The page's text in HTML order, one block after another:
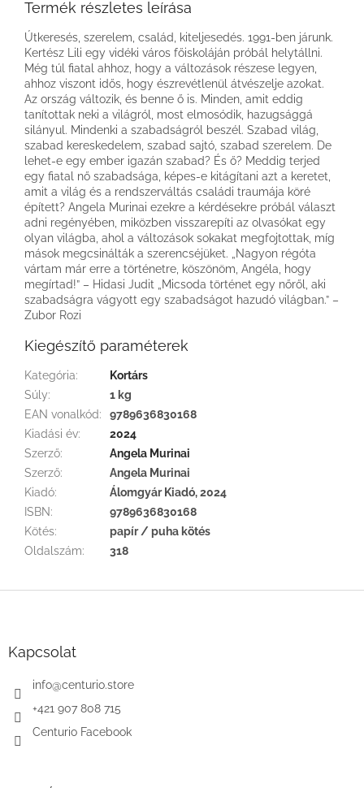
Termék részletes leírása
Útkeresés, szerelem, család, kiteljesedés. 1991-ben járunk.
Kertész Lili egy vidéki város főiskoláján próbál helytállni.
Még túl fiatal ahhoz, hogy a változások részese legyen,
ahhoz viszont idős, hogy észrevétlenül átvészelje azokat.
Az ország változik, és benne ő is. Minden, amit eddig
tanítottak neki a világról, most elmosódik, hazugsággá
silányul. Mindenki a szabadságról beszél. Szabad világ,
szabad kereskedelem, szabad sajtó, szabad szerelem. De
lehet-e egy ember igazán szabad? És ő? Meddig terjed
egy fiatal nő szabadsága, képes-e kitágítani azt a keretet,
amit a világ és a rendszerváltás családi traumája köré
épített? Angela Murinai ezekre a kérdésekre próbál választ
adni regényében, miközben visszarepíti az olvasókat egy
olyan világba, ahol a változások sokakat megfojtottak, míg
mások megcsinálták a szerencséjüket. „Nagyon régóta
vártam már erre a történetre, köszönöm, Angéla, hogy
megírtad!” – Hidasi Judit „Micsoda történet egy nőről, aki
szabadságra vágyott egy szabadságot hazudó világban.” –
Zubor Rozi
Kiegészítő paraméterek
Kategória:
Kortárs
Súly:
1 kg
EAN vonalkód:
9789636830168
Kiadási év:
2024
Szerző:
Angela Murinai
Szerző:
Angela Murinai
Kiadó:
Álomgyár Kiadó, 2024
ISBN:
9789636830168
Kötés:
papír / puha kötés
Oldalszám: 318
Kapcsolat
info@centurio.store
+421 907 808 715
Centurio Facebook